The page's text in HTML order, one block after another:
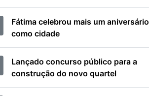
Fátima celebrou mais um aniversário
como cidade
Lançado concurso público para a
construção do novo quartel